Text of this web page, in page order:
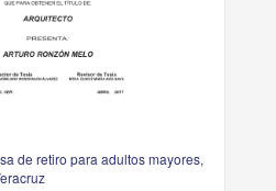
de retiro para adultos mayores,